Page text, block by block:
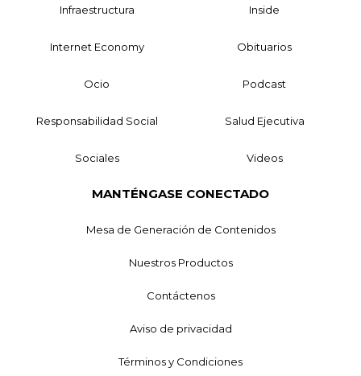
Infraestructura Inside
Internet Economy Obituarios
Ocio Podcast
Responsabilidad Social Salud Ejecutiva
Sociales Videos
MANTÉNGASE CONECTADO
Mesa de Generación de Contenidos
Nuestros Productos
Contáctenos
Aviso de privacidad
Términos y Condiciones